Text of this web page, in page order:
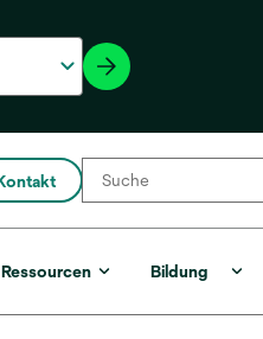
Ressourcen Bildung